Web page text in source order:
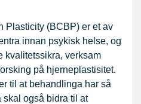
Plasticity (BCBP) er et av
innan psykisk helse, og
kvalitetssikra, verksam
på hjerneplastisitet.
til at behandlinga har så
skal også bidra til at